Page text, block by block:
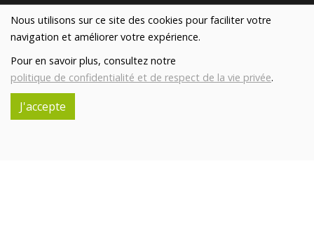
Nous utilisons sur ce site des cookies pour faciliter votre
navigation et améliorer votre expérience.
Pour en savoir plus, consultez notre
politique de confidentialité et de respect de la vie privée.
J'accepte